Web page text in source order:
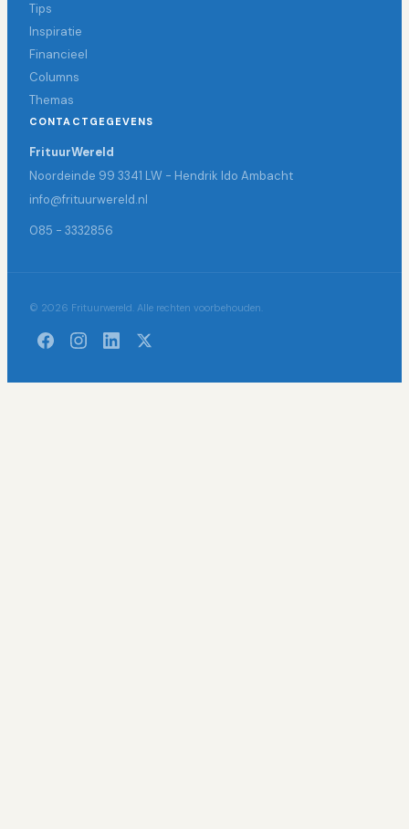
Tips
Inspiratie
Financieel
Columns
Themas
CONTACTGEGEVENS
FrituurWereld
Noordeinde 99 3341 LW - Hendrik Ido Ambacht
info@frituurwereld.nl
085 - 3332856
© 2026 Frituurwereld. Alle rechten voorbehouden.